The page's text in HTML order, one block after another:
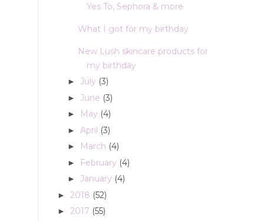
Yes To, Sephora & more
What I got for my birthday
New Lush skincare products for
my birthday
► July (3)
► June (3)
► May (4)
► April (3)
► March (4)
► February (4)
► January (4)
► 2018 (52)
► 2017 (55)